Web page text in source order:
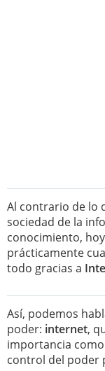
Al contrario de lo
sociedad de la
conocimiento,
prácticamente
todo gracias a
Así, podemos
poder: internet,
importancia
control del poder